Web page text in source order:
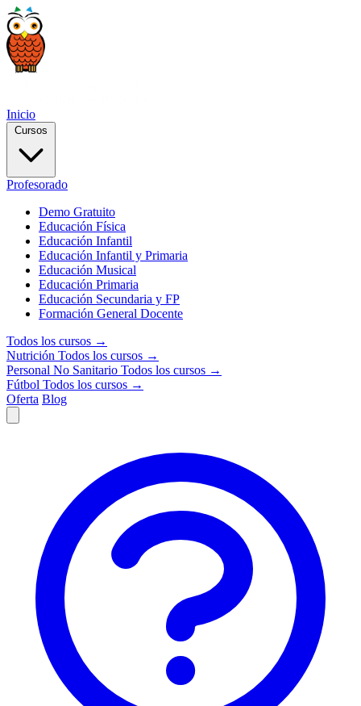
Inicio
Cursos
Profesorado
Demo Gratuito
Educación Física
Educación Infantil
Educación Infantil y Primaria
Educación Musical
Educación Primaria
Educación Secundaria y FP
Formación General Docente
Todos los cursos →
Nutrición Todos los cursos →
Personal No Sanitario Todos los cursos →
Fútbol Todos los cursos →
Oferta Blog